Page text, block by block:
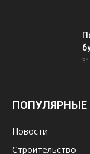
ПОПУЛЯРНЫЕ
Новости
Строительство